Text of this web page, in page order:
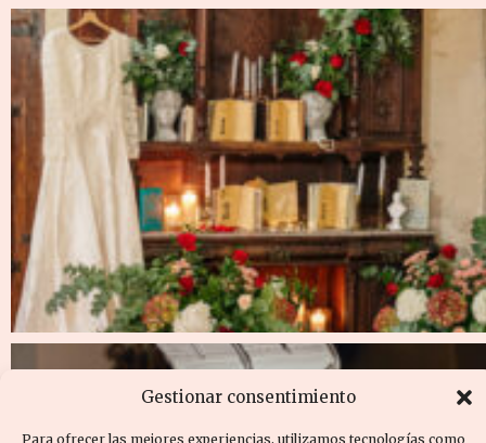
Gestionar consentimiento
Para ofrecer las mejores experiencias, utilizamos tecnologías como